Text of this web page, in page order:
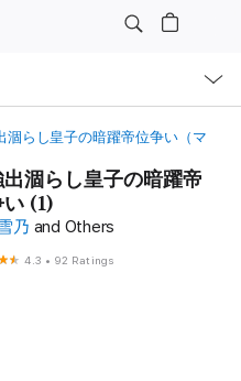
涸らし皇子の暗躍帝位争い（マ
涸らし皇子の暗躍帝
(1)
乃 and Others
4.3 • 92 Ratings